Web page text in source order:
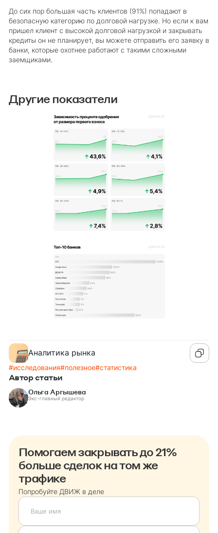
До сих пор большая часть клиентов (91%) попадают в
безопасную категорию по долговой нагрузке. Но если к вам
пришел клиент с высокой долговой нагрузкой и закрывать
кредиты он не планирует, вы можете отправить его заявку в
банки, которые охотнее работают с такими сложными
заемщиками.
Другие показатели
Аналитика рынка
#исследования#полезное#статистика
Автор статьи
Ольга Аргышева
Экс-главный редактор
Помогаем закрывать до 21%
больше сделок на том же
трафике
Попробуйте ДВИЖ в деле